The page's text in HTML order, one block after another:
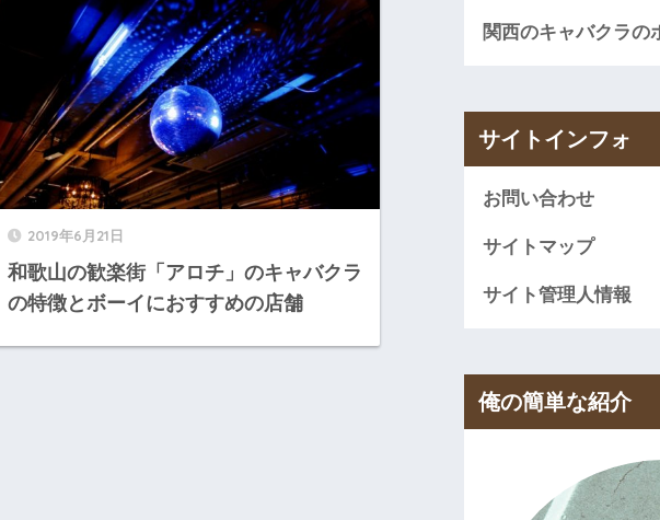
2019年6月21日
和歌山の歓楽街「アロチ」のキャバクラ
の特徴とボーイにおすすめの店舗
関西のキャバクラの
サイトインフォ
お問い合わせ
サイトマップ
サイト管理人情報
俺の簡単な紹介